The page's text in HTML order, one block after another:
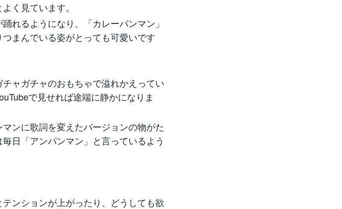
く見ています。
れるようになり、「カレーパンマン」
まんでいる姿がとっても可愛いです
ャガチャのおもちゃで溢れかえってい
で見せれば途端に静かになりま
ンに歌詞を変えたバージョンの物がた
日「アンパンマン」と言っているよう
ンションが上がったり、どうしても欲